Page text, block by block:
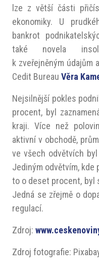
lze z větší části
ekonomiky. U
bankrot
také novela
k zveřejněným údajům
Cedit Bureau Věra
Nejsilnější pokles
procent, byl
kraji. Více než
aktivní v obchodě,
ve všech odvětvích
Jediným odvětvím, kde
to o deset procent, byl
Jedná se zřejmě o
regulací.
Zdroj:
Zdroj fotografie: